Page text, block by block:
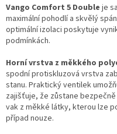
Vango Comfort 5 Double je
maximální pohodlí a skvělý
optimální izolaci poskytuje
podmínkách.
Horní vrstva z měkkého
spodní protiskluzová vrstva
stanu. Praktický ventilek
zajišťuje, že zůstane
vak z měkké látky, kterou lze
případ nouze.